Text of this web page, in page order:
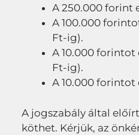
A 250.000 forint
A 100.000
Ft-ig).
A 10.000 forintot
Ft-ig).
A 10.000
A jogszabály által
köthet. Kérjük, az